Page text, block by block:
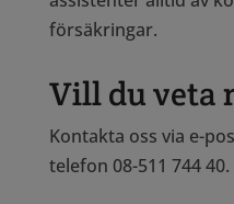
försäkringar.
Vill du veta
Kontakta oss via e-
telefon 08-511 744 40.